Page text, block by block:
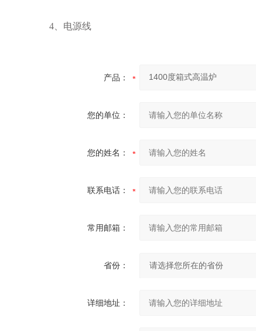
4、电源线
产品：
您的单位：
您的姓名：
联系电话：
常用邮箱：
省份：
详细地址：